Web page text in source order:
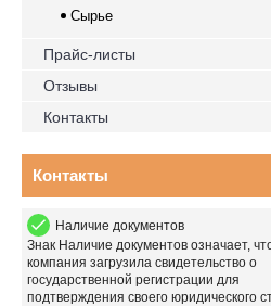
Сырье
Прайс-листы
Отзывы
Контакты
Контакты
Наличие документов
Знак Наличие документов означает,
компания загрузила свидетельство о
государственной регистрации для
подтверждения своего юридического